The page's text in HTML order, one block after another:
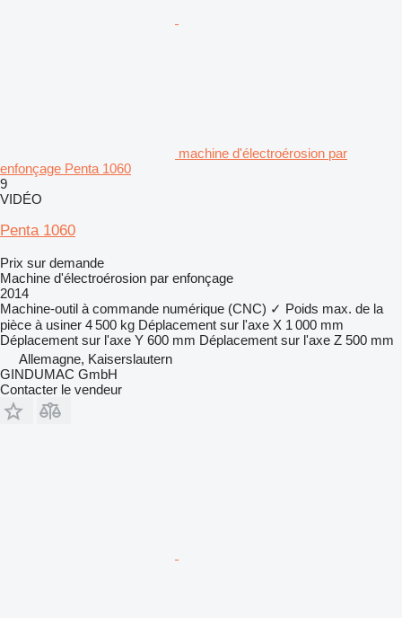
machine d'électroérosion par
enfonçage Penta 1060
9
VIDÉO
Penta 1060
Prix sur demande
Machine d'électroérosion par enfonçage
2014
Machine-outil à commande numérique (CNC) ✓ Poids max. de la
pièce à usiner 4 500 kg Déplacement sur l'axe X 1 000 mm
Déplacement sur l'axe Y 600 mm Déplacement sur l'axe Z 500 mm
Allemagne, Kaiserslautern
GINDUMAC GmbH
Contacter le vendeur